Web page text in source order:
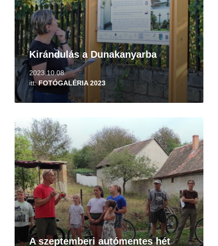
Kirándulás a Dunakanyarba
2023.10.08.
itt:FOTÓGALÉRIA 2023
A szeptemberi autómentes hét
Tovább